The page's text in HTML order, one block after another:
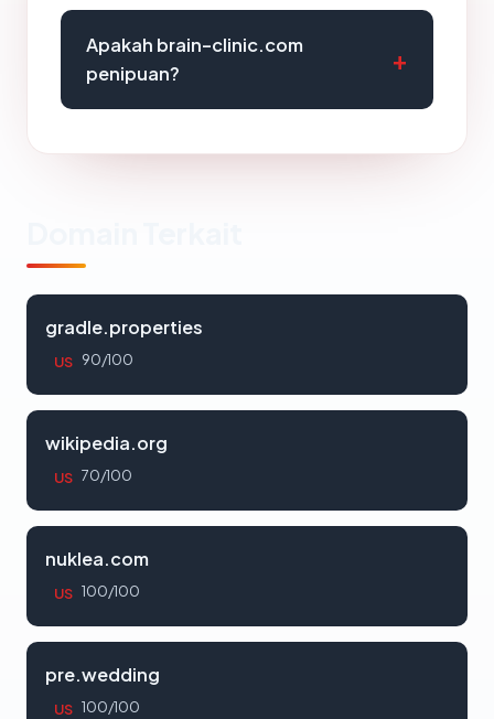
Apakah brain-clinic.com
penipuan?
gradle.properties
US 90/100
wikipedia.org
US 70/100
nuklea.com
US 100/100
pre.wedding
US 100/100